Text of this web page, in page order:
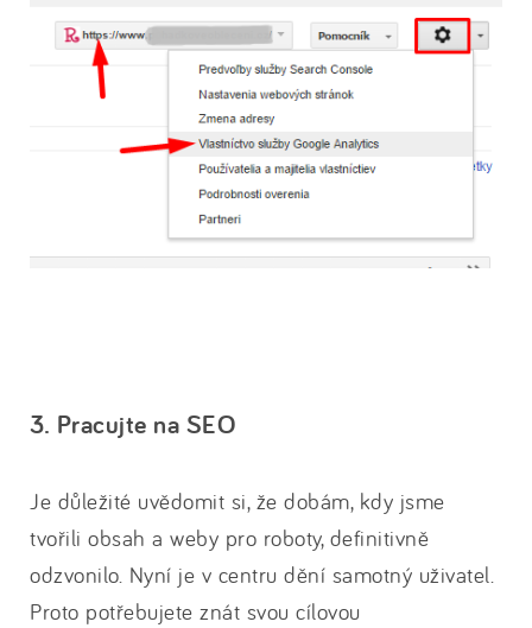
3. Pracujte na SEO
Je důležité uvědomit si, že dobám, kdy jsme
tvořili obsah a weby pro roboty, definitivně
odzvonilo. Nyní je v centru dění samotný uživatel.
Proto potřebujete znát svou cílovou